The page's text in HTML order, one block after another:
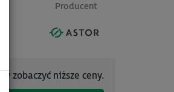
Producent
, by zobaczyć niższe ceny.